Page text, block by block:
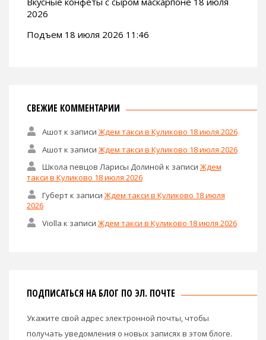
2026
Подъем 18 июля 2026 11:46
СВЕЖИЕ КОММЕНТАРИИ
Ашотк записи Ждем такси в Куликово 18 июля 2026
Ашотк записи Ждем такси в Куликово 18 июля 2026
Школа певцов Ларисы Долиной к записи Ждем
такси в Куликово 18 июля 2026
Губертк записи Ждем такси в Куликово 18 июля
2026
Violla к записи Ждем такси в Куликово 18 июля 2026
ПОДПИСАТЬСЯ НА БЛОГ ПО ЭЛ. ПОЧТЕ
Укажите свой адрес электронной почты, чтобы
получать уведомления о новых записях в этом блоге.